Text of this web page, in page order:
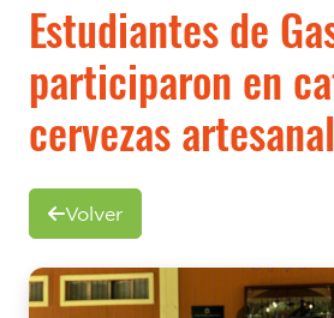
Estudiantes de
participaron en
cervezas
Volver